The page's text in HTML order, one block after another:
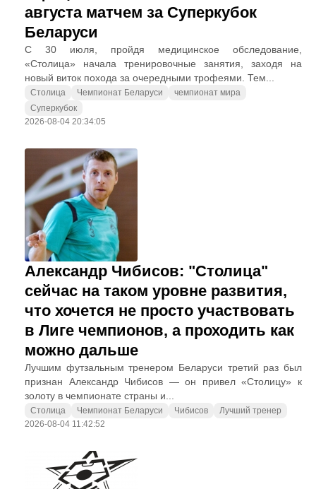
августа матчем за Суперкубок
Беларуси
С 30 июля, пройдя медицинское обследование,
«Столица» начала тренировочные занятия, заходя на
новый виток похода за очередными трофеями. Тем...
Столица Чемпионат Беларуси
чемпионат мира
Суперкубок
2026-08-04 20:34:05
Александр Чибисов: "Столица"
сейчас на таком уровне развития,
что хочется не просто участвовать
в Лиге чемпионов, а проходить как
можно дальше
Лучшим футзальным тренером Беларуси третий раз был
признан Александр Чибисов — он привел «Столицу» к
золоту в чемпионате страны и...
Столица Чемпионат Беларуси Чибисов
Лучший тренер
2026-08-04 11:42:52